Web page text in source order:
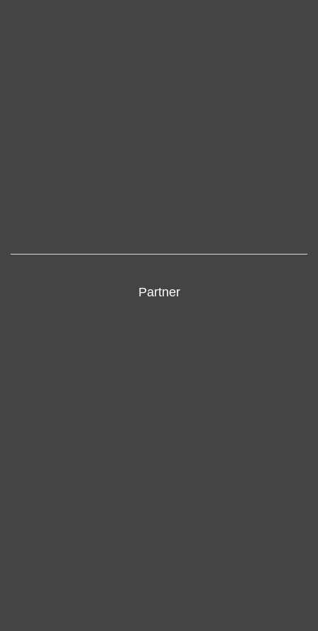
Partner